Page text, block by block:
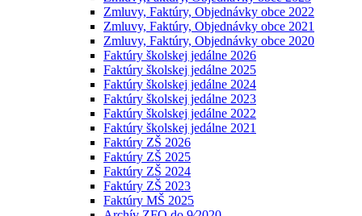
Zmluvy, Faktúry, Objednávky obce 2022
Zmluvy, Faktúry, Objednávky obce 2021
Zmluvy, Faktúry, Objednávky obce 2020
Faktúry školskej jedálne 2026
Faktúry školskej jedálne 2025
Faktúry školskej jedálne 2024
Faktúry školskej jedálne 2023
Faktúry školskej jedálne 2022
Faktúry školskej jedálne 2021
Faktúry ZŠ 2026
Faktúry ZŠ 2025
Faktúry ZŠ 2024
Faktúry ZŠ 2023
Faktúry MŠ 2025